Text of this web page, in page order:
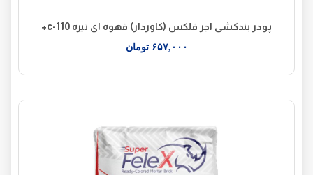
پودر بندکشی اجر فلکس (کاوردار) قهوه ای تیره c-110+
۶۵۷,۰۰۰ تومان